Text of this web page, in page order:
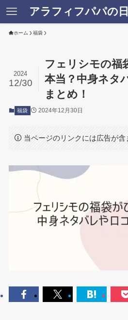
アラフィフパパの
ホーム 福袋
フェリシモの福
本当？中身ネタ
まとめ！
2024
12/30
福袋 2024年12月30日
当ページのリンクには広告が含